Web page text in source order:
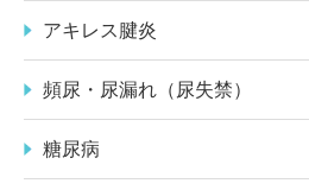
アキレス腱炎
頻尿・尿漏れ（尿失禁）
糖尿病